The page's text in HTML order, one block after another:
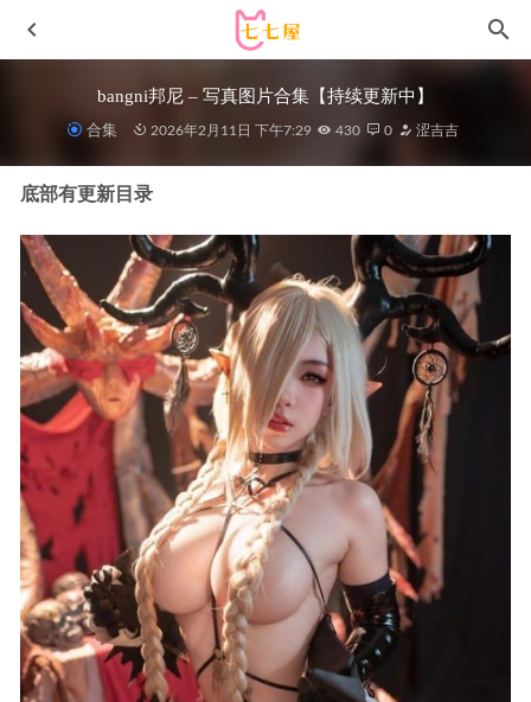
bangni邦尼 – 写真图片合集【持续更新中】
合集 2026年2月11日 下午7:29 430 0 涩吉吉
底部有更新目录
Tina很妖孽呀 – NO.20 白色护士妹妹 [48P-230MB] 2023-05-
09
[YouMi尤蜜荟]2022.10.31 VOL.859 是小逗逗[81+1P／
510MB] 2023-08-14
神楽坂真冬 – NO.217 攻速双马尾 [75P2V-431MB] 2025-09-
25
[Xiuren秀人网]2024.12.11 NO.9584 梦心玥[91+1P/784MB]
2025-06-05
阿包也是兔娘 – NO.097 加冕图 优菈 [28P-536MB] 2024-08-
26